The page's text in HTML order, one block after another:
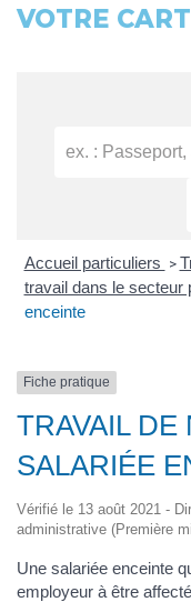
VOTRE
Accueil particuliers >
travail dans le secteur
enceinte
Fiche pratique
TRAVAIL
SALARIÉE
Vérifié le 13 août 2021 -
administrative (Première
Une salariée enceinte
employeur à être